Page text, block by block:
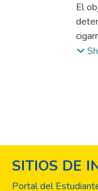
El
SITIOS DE
Portal del